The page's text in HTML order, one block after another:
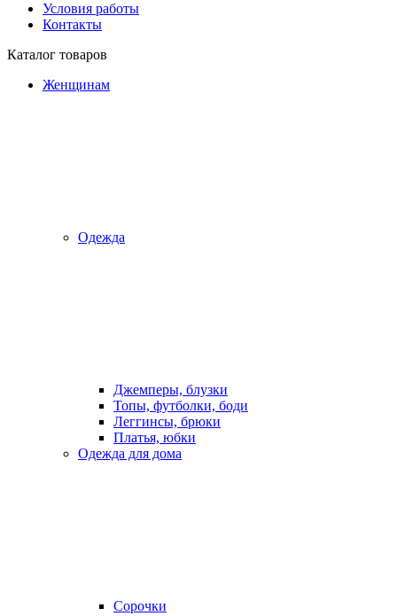
Условия работы
Контакты
Каталог товаров
Женщинам
Одежда
Джемперы, блузки
Топы, футболки, боди
Леггинсы, брюки
Платья, юбки
Одежда для дома
Сорочки